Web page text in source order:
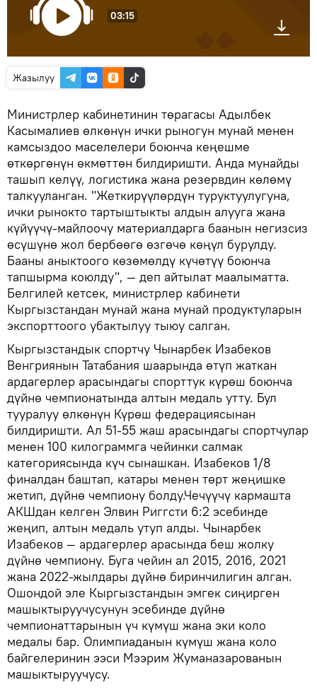
03:15
Жазылуу
Министрлер кабинетинин төрагасы Адылбек
Касымалиев өлкөнүн ички рыногун мунай менен
камсыздоо маселелери боюнча кеңешме
өткөргөнүн өкмөттөн билдиришти. Анда мунайды
ташып келүү, логистика жана резервдин көлөмү
талкууланган. "Жеткирүүлөрдүн туруктуулугуна,
ички рынокто тартыштыкты алдын алууга жана
күйүүчү-майлоочу материалдарга баанын негизсиз
өсүшүнө жол бербөөгө өзгөчө көңүл бурулду.
Бааны аныктоого көзөмөлдү күчөтүү боюнча
тапшырма коюлду", — деп айтылат маалыматта.
Белгилей кетсек, министрлер кабинети
Кыргызстандан мунай жана мунай продуктуларын
экспорттоого убактылуу тыюу салган.
Кыргызстандык спортчу Чынарбек Изабеков
Венгриянын Татабания шаарында өтүп жаткан
ардагерлер арасындагы спорттук күрөш боюнча
дүйнө чемпионатында алтын медаль утту. Бул
тууралуу өлкөнүн Күрөш федерациясынан
билдиришти. Ал 51-55 жаш арасындагы спортчулар
менен 100 килограммга чейинки салмак
категориясында күч сынашкан. Изабеков 1/8
финалдан баштап, катары менен төрт жеңишке
жетип, дүйнө чемпиону болду.Чечүүчү кармашта
АКШдан келген Элвин Риггсти 6:2 эсебинде
жеңип, алтын медаль утуп алды. Чынарбек
Изабеков — ардагерлер арасында беш жолку
дүйнө чемпиону. Буга чейин ал 2015, 2016, 2021
жана 2022-жылдары дүйнө биринчилигин алган.
Ошондой эле Кыргызстандын эмгек сиңирген
машыктыруучусунун эсебинде дүйнө
чемпионаттарынын үч күмүш жана эки коло
медалы бар. Олимпиаданын күмүш жана коло
байгелеринин ээси Мээрим Жуманазарованын
машыктыруучусу.